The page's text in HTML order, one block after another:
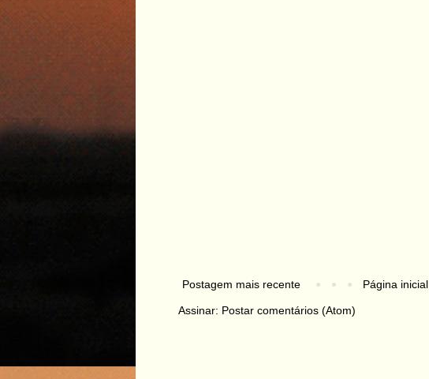
Postagem mais recente Página inicial
Assinar: Postar comentários (Atom)